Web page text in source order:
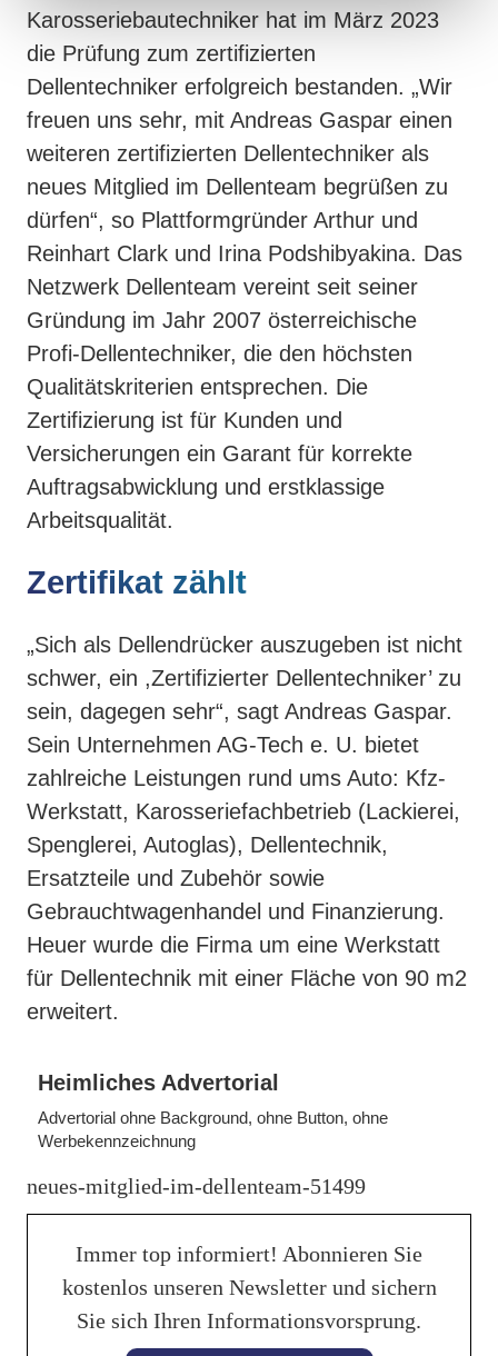
Karosseriebautechniker hat im März 2023
die Prüfung zum zertifizierten
Dellentechniker erfolgreich bestanden. „Wir
freuen uns sehr, mit Andreas Gaspar einen
weiteren zertifizierten Dellentechniker als
neues Mitglied im Dellenteam begrüßen zu
dürfen“, so Plattformgründer Arthur und
Reinhart Clark und Irina Podshibyakina. Das
Netzwerk Dellenteam vereint seit seiner
Gründung im Jahr 2007 österreichische
Profi-Dellentechniker, die den höchsten
Qualitätskriterien entsprechen. Die
Zertifizierung ist für Kunden und
Versicherungen ein Garant für korrekte
Auftragsabwicklung und erstklassige
Arbeitsqualität.
Zertifikat zählt
„Sich als Dellendrücker auszugeben ist nicht
schwer, ein ,Zertifizierter Dellentechniker’ zu
sein, dagegen sehr“, sagt Andreas Gaspar.
Sein Unternehmen AG-Tech e. U. bietet
zahlreiche Leistungen rund ums Auto: Kfz-
Werkstatt, Karosseriefachbetrieb (Lackierei,
Spenglerei, Autoglas), Dellentechnik,
Ersatzteile und Zubehör sowie
Gebrauchtwagenhandel und Finanzierung.
Heuer wurde die Firma um eine Werkstatt
für Dellentechnik mit einer Fläche von 90 m2
erweitert.
Heimliches Advertorial
Advertorial ohne Background, ohne Button, ohne
Werbekennzeichnung
neues-mitglied-im-dellenteam-51499
Immer top informiert! Abonnieren Sie
kostenlos unseren Newsletter und sichern
Sie sich Ihren Informationsvorsprung.